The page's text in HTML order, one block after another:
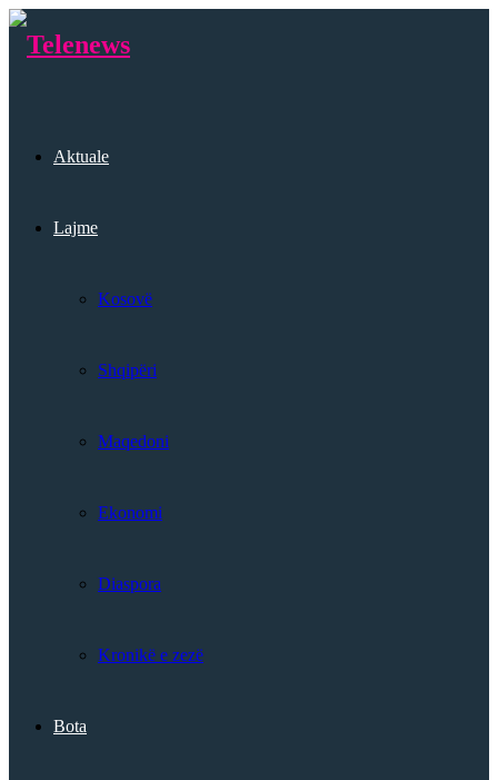
Aktuale
Lajme
Kosovë
Shqipëri
Maqedoni
Ekonomi
Diaspora
Kronikë e zezë
Bota